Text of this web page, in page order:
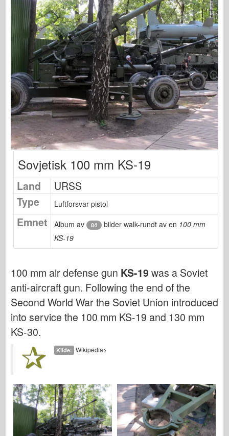
Osprey Publisering
Skvadron Signal
TankPower
Lastebiler og tanker
Waffen-Arsenal
Wydawnictwo Militaria
Maquettes
Academy
Ace Modeller
AFV Klubb
Airfix
Luftforsvaret
AZ Modell
Svart Hund
Bronco
Cyber-Hobby
Dragon
Eduard
E.T. Modell
Fine former
Styrker av Tapperhet
FriulModel
Heller (andre)
HobbyBoss
IBG-modeller
Sovjetisk 100 mm KS-19
Land
URSS
Type
Luftforsvar pistol
Emnet Album av 84 bilder walk-rundt av en 100 mm
KS-19
100 mm air defense gun KS-19 was a Soviet
anti-aircraft gun. Following the end of the
Second World War the Soviet Union introduced
into service the 100 mm KS-19 and 130 mm
KS-30.
Kilde: Wikipedia>